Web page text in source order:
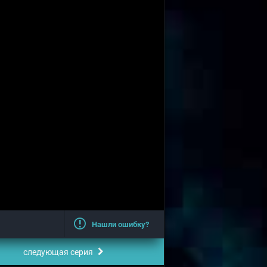
Нашли ошибку?
следующая серия